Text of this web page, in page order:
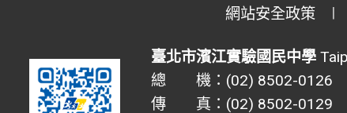
網站安全政策
臺北市濱江實驗國民中學
總 機：(02) 8502-0126
傳 真：(02) 8502-0129